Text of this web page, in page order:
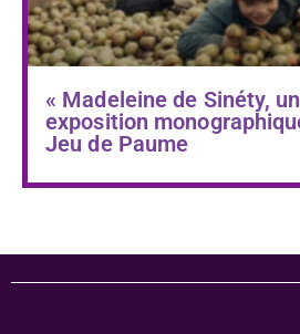
« Madeleine de Sinéty,
exposition
Jeu de Paume